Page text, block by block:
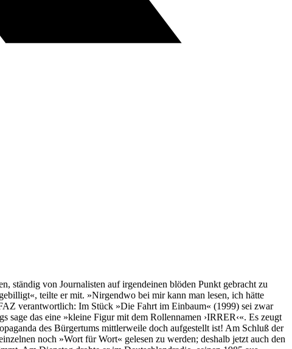
ständig von Journalisten auf irgendeinen blöden Punkt gebracht zu
teilte er mit. »Nirgendwo bei mir kann man lesen, ich hätte
verantwortlich: Im Stück »Die Fahrt im Einbaum« (1999) sei zwar
sage das eine »kleine Figur mit dem Rollennamen ›IRRER‹«. Es zeugt
des Bürgertums mittlerweile doch aufgestellt ist! Am Schluß der
noch »Wort für Wort« gelesen zu werden; deshalb jetzt auch den